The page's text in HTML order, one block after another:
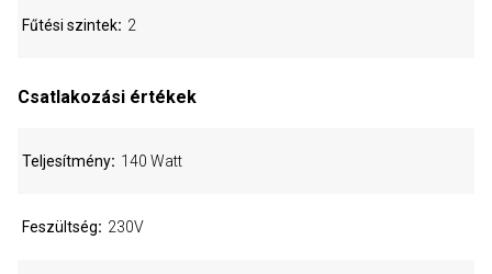
Fűtési szintek 2
Csatlakozási értékek
Teljesítmény 140 Watt
Feszültség 230V